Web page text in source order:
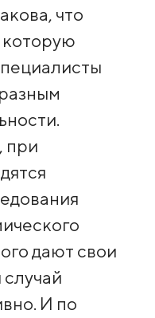
что
которую
при
дают свои
И по